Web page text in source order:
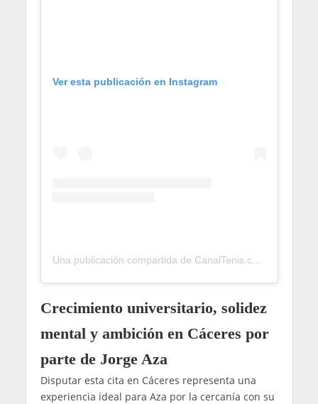
Ver esta publicación en Instagram
Una publicación compartida de CanalTenis.com 🎾 (@canaltenis)
Crecimiento universitario, solidez
mental y ambición en Cáceres por
parte de Jorge Aza
Disputar esta cita en Cáceres representa una
experiencia ideal para Aza por la cercanía con su